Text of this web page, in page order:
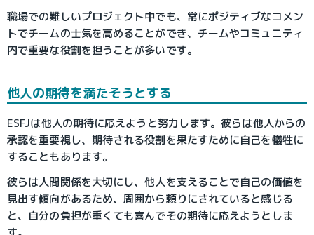
職場での難しいプロジェクト中でも、常にポジティブなコメン
トでチームの士気を高めることができ、チームやコミュニティ
内で重要な役割を担うことが多いです。
他人の期待を満たそうとする
ESFJは他人の期待に応えようと努力します。彼らは他人からの
承認を重要視し、期待される役割を果たすために自己を犠牲に
することもあります。
彼らは人間関係を大切にし、他人を支えることで自己の価値を
見出す傾向があるため、周囲から頼りにされていると感じる
と、自分の負担が重くても喜んでその期待に応えようとしま